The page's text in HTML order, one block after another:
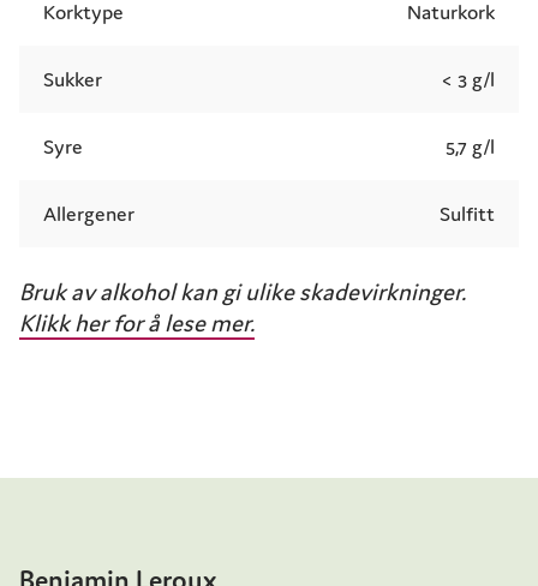
Korktype Naturkork
Sukker < 3 g/l
Syre 5,7 g/l
Allergener Sulfitt
Bruk av alkohol kan gi ulike skadevirkninger.
Klikk her for å lese mer.